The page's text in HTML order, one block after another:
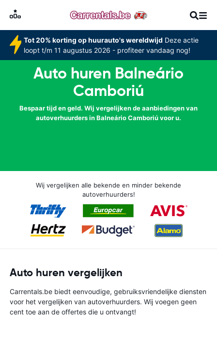
Tot 20% korting op huurauto's wereldwijd Deze actie
loopt t/m 11 augustus 2026 - profiteer vandaag nog!
Auto huren Balneário
Camboriú
Bespaar tijd en geld. Wij vergelijken de aanbiedingen van
autoverhuurders in Balneário Camboriú voor u.
Wij vergelijken alle bekende en minder bekende
autoverhuurders!
Auto huren vergelijken
Carrentals.be biedt eenvoudige, gebruiksvriendelijke diensten
voor het vergelijken van autoverhuurders. Wij voegen geen
cent toe aan de offertes die u ontvangt!